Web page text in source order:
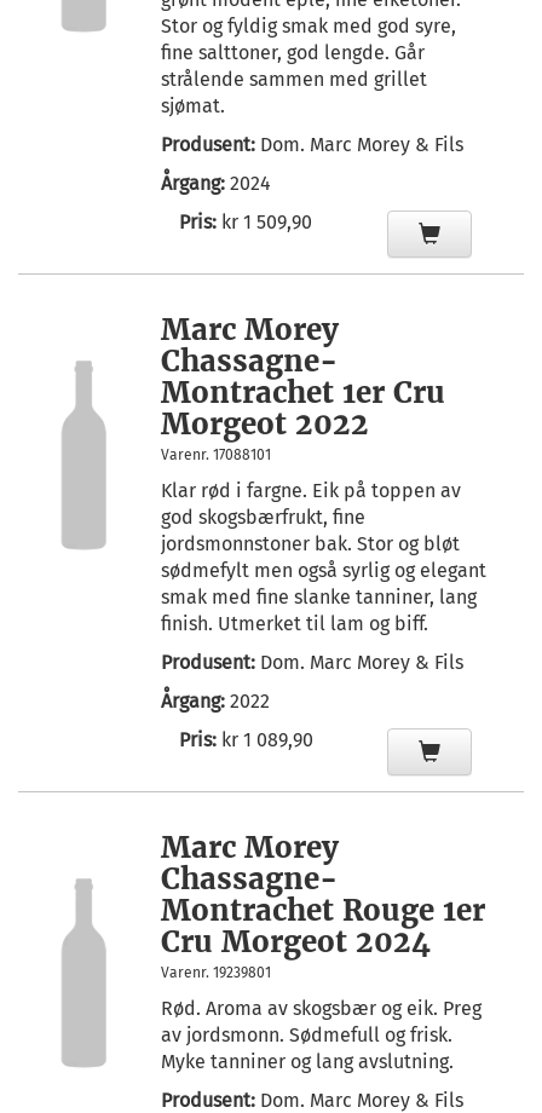
Stor og fyldig smak med god syre,
fine salttoner, god lengde. Går
strålende sammen med grillet
sjømat.
Produsent: Dom. Marc Morey & Fils
Årgang: 2024
Pris: kr 1 509,90
Marc Morey
Chassagne-
Montrachet 1er Cru
Morgeot 2022
Varenr. 17088101
Klar rød i fargne. Eik på toppen av
god skogsbærfrukt, fine
jordsmonnstoner bak. Stor og bløt
sødmefylt men også syrlig og elegant
smak med fine slanke tanniner, lang
finish. Utmerket til lam og biff.
Produsent: Dom. Marc Morey & Fils
Årgang: 2022
Pris: kr 1 089,90
Marc Morey
Chassagne-
Montrachet Rouge 1er
Cru Morgeot 2024
Varenr. 19239801
Rød. Aroma av skogsbær og eik. Preg
av jordsmonn. Sødmefull og frisk.
Myke tanniner og lang avslutning.
Produsent: Dom. Marc Morey & Fils